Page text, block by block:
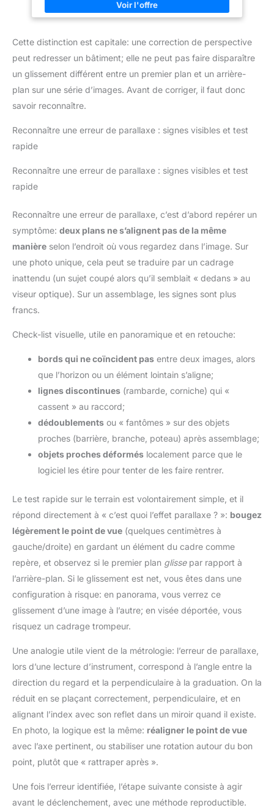
Base plate de 60 mm avec fixation filetée de 3/8", adaptée à
tous les trépieds, monopodes, pieds de lumière et glisseurs
Cette distinction est capitale: une correction de perspective
peut redresser un bâtiment; elle ne peut pas faire disparaître
un glissement différent entre un premier plan et un arrière-
plan sur une série d’images. Avant de corriger, il faut donc
savoir reconnaître.
Reconnaître une erreur de parallaxe : signes visibles et test
rapide
Reconnaître une erreur de parallaxe : signes visibles et test
rapide
Reconnaître une erreur de parallaxe, c’est d’abord repérer un
symptôme: deux plans ne s’alignent pas de la même
manière selon l’endroit où vous regardez dans l’image. Sur
une photo unique, cela peut se traduire par un cadrage
inattendu (un sujet coupé alors qu’il semblait « dedans » au
viseur optique). Sur un assemblage, les signes sont plus
francs.
Check-list visuelle, utile en panoramique et en retouche:
bords qui ne coïncident pas entre deux images, alors
que l’horizon ou un élément lointain s’aligne;
lignes discontinues (rambarde, corniche) qui «
cassent » au raccord;
dédoublements ou « fantômes » sur des objets
proches (barrière, branche, poteau) après assemblage;
objets proches déformés localement parce que le
logiciel les étire pour tenter de les faire rentrer.
Le test rapide sur le terrain est volontairement simple, et il
répond directement à « c’est quoi l’effet parallaxe ? »: bougez
légèrement le point de vue (quelques centimètres à
gauche/droite) en gardant un élément du cadre comme
repère, et observez si le premier plan glissepar rapport à
l’arrière-plan. Si le glissement est net, vous êtes dans une
configuration à risque: en panorama, vous verrez ce
glissement d’une image à l’autre; en visée déportée, vous
risquez un cadrage trompeur.
Une analogie utile vient de la métrologie: l’erreur de parallaxe,
lors d’une lecture d’instrument, correspond à l’angle entre la
direction du regard et la perpendiculaire à la graduation. On la
réduit en se plaçant correctement, perpendiculaire, et en
alignant l’index avec son reflet dans un miroir quand il existe.
En photo, la logique est la même: réaligner le point de vue
avec l’axe pertinent, ou stabiliser une rotation autour du bon
point, plutôt que « rattraper après ».
Une fois l’erreur identifiée, l’étape suivante consiste à agir
avant le déclenchement, avec une méthode reproductible.